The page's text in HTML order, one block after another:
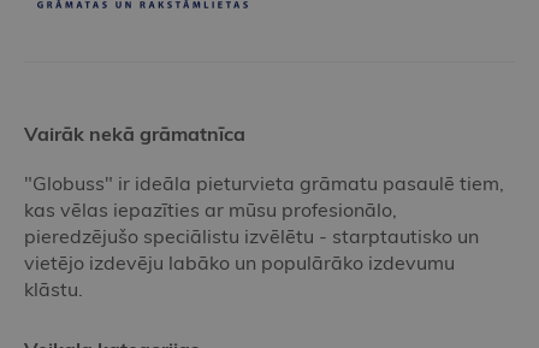
Vairāk nekā grāmatnīca
"Globuss" ir ideāla pieturvieta grāmatu pasaulē tiem,
kas vēlas iepazīties ar mūsu profesionālo,
pieredzējušo speciālistu izvēlētu - starptautisko un
vietējo izdevēju labāko un populārāko izdevumu
klāstu.